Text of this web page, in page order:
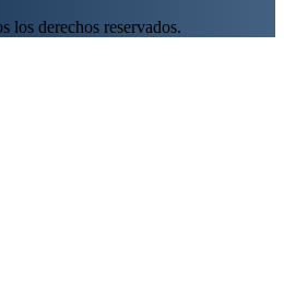
los derechos reservados.